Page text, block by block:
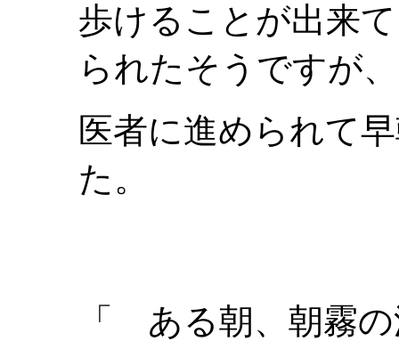
歩けることが出来
られたそうですが、
医者に進められて
た。
「 ある朝、朝霧